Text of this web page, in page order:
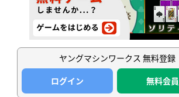
ヤングマシンワークス 無料登録
ログイン
無料会員